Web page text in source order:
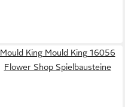
Mould King Mould King 16056
Flower Shop Spielbausteine